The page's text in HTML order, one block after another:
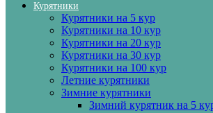
Курятники
Курятники на 5 кур
Курятники на 10 кур
Курятники на 20 кур
Курятники на 30 кур
Курятники на 100 кур
Летние курятники
Зимние курятники
Зимний курятник на 5